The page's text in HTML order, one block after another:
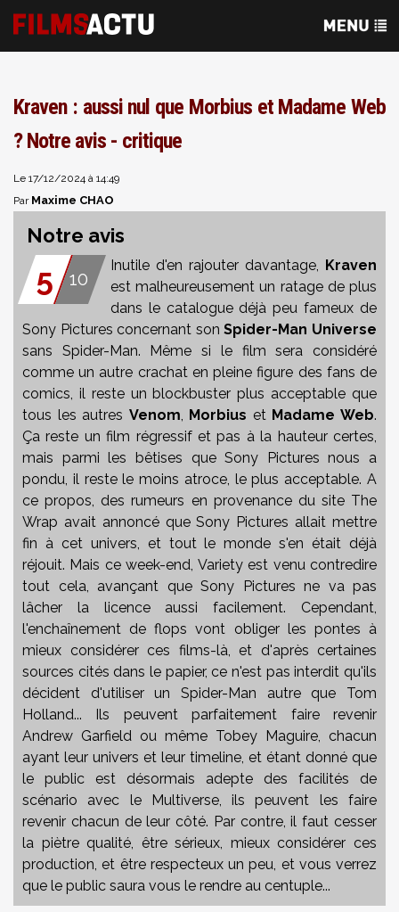
Kraven : aussi nul que Morbius et Madame Web
? Notre avis - critique
Le 17/12/2024 à 14:49
Par Maxime CHAO
Notre avis
5 10
Inutile d'en rajouter davantage, Kraven
est malheureusement un ratage de plus
dans le catalogue déjà peu fameux de
Sony Pictures concernant sonSpider-Man Universe
sans Spider-Man. Même si le film sera considéré
comme un autre crachat en pleine figure des fans de
comics, il reste un blockbuster plus acceptable que
tous les autres Venom, Morbius et Madame Web.
Ça reste un film régressif et pas à la hauteur certes,
mais parmi les bêtises que Sony Pictures nous a
pondu, il reste le moins atroce, le plus acceptable. A
ce propos, des rumeurs en provenance du site The
Wrap avait annoncé que Sony Pictures allait mettre
fin à cet univers, et tout le monde s'en était déjà
réjouit. Mais ce week-end, Variety est venu contredire
tout cela, avançant que Sony Pictures ne va pas
lâcher la licence aussi facilement. Cependant,
l'enchaînement de flops vont obliger les pontes à
mieux considérer ces films-là, et d'après certaines
sources cités dans le papier, ce n'est pas interdit qu'ils
décident d'utiliser un Spider-Man autre que Tom
Holland... Ils peuvent parfaitement faire revenir
Andrew Garfield ou même Tobey Maguire, chacun
ayant leur univers et leur timeline, et étant donné que
le public est désormais adepte des facilités de
scénario avec le Multiverse, ils peuvent les faire
revenir chacun de leur côté. Par contre, il faut cesser
la piètre qualité, être sérieux, mieux considérer ces
production, et être respecteux un peu, et vous verrez
que le public saura vous le rendre au centuple...